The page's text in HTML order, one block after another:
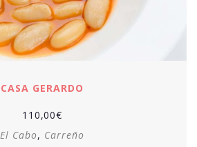
CASA GERARDO
110,00€
El Cabo, Carreño